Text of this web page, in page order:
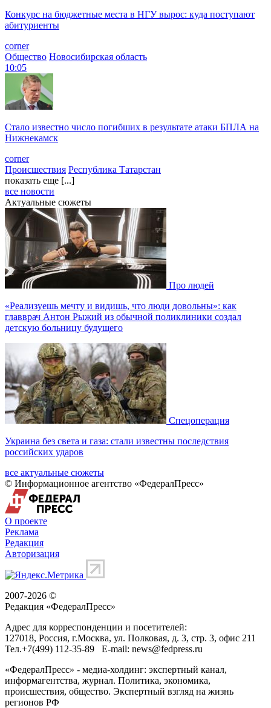
Конкурс на бюджетные места в НГУ вырос: куда поступают
абитуриенты
corner
Общество Новосибирская область
10:05
Стало известно число погибших в результате атаки БПЛА на
Нижнекамск
corner
Происшествия Республика Татарстан
показать еще [...]
все новости
Актуальные сюжеты
Про людей
«Реализуешь мечту и видишь, что люди довольны»: как
главврач Антон Рыжий из обычной поликлиники создал
детскую больницу будущего
Спецоперация
Украина без света и газа: стали известны последствия
российских ударов
все актуальные сюжеты
© Информационное агентство «ФедералПресс»
О проекте
Реклама
Редакция
Авторизация
2007-2026 ©
Редакция «ФедералПресс»
Адрес для корреспонденции и посетителей:
127018, Россия, г.Москва, ул. Полковая, д. 3, стр. 3, офис 211
Тел.+7(499) 112-35-89 E-mail: news@fedpress.ru
«ФедералПресс» - медиа-холдинг: экспертный канал,
информагентства, журнал. Политика, экономика,
происшествия, общество. Экспертный взгляд на жизнь
регионов РФ